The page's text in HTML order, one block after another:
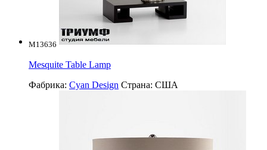
M13636
Mesquite Table Lamp
Фабрика: Cyan Design Страна: США